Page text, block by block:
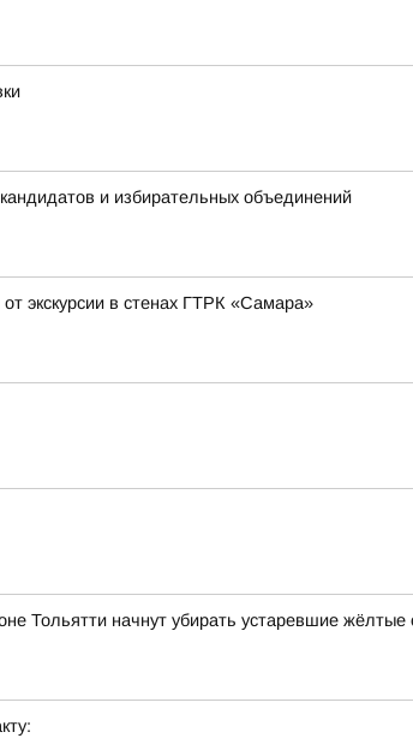
и избирательных объединений
экскурсии в стенах ГТРК «Самара»
Тольятти начнут убирать устаревшие жёлтые